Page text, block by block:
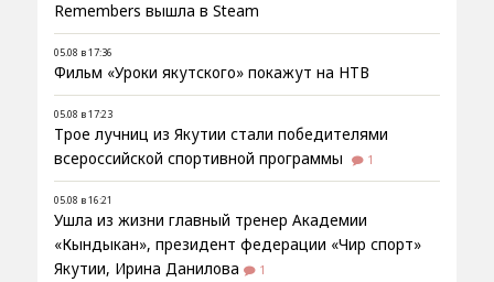
Remembers вышла в Steam
05.08 в 17:36
Фильм «Уроки якутского» покажут на НТВ
05.08 в 17:23
Трое лучниц из Якутии стали победителями
всероссийской спортивной программы
1
05.08 в 16:21
Ушла из жизни главный тренер Академии
«Кындыкан», президент федерации «Чир спорт»
Якутии, Ирина Данилова
1